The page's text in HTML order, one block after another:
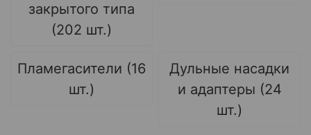
закрытого типа
(202 шт.)
Пламегасители (16
шт.)
Дульные насадки
и адаптеры (24
шт.)